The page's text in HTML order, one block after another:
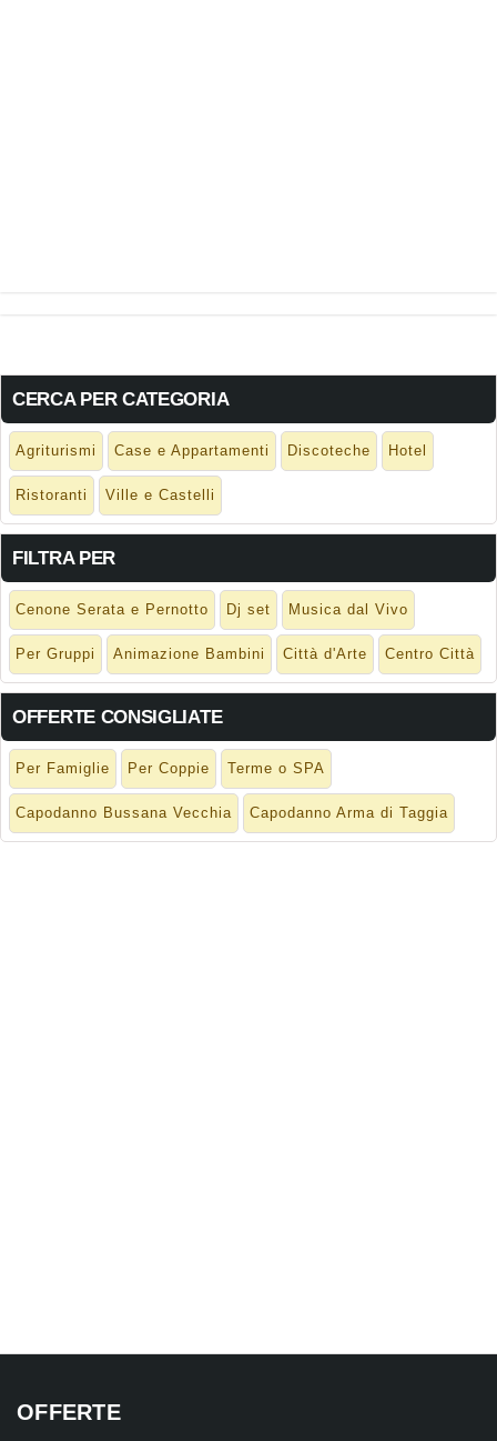
CERCA PER CATEGORIA
Agriturismi Case e Appartamenti Discoteche Hotel
Ristoranti Ville e Castelli
FILTRA PER
Cenone Serata e Pernotto Dj set Musica dal Vivo
Per Gruppi Animazione Bambini Città d'Arte Centro Città
OFFERTE CONSIGLIATE
Per Famiglie Per Coppie Terme o SPA
Capodanno Bussana Vecchia Capodanno Arma di Taggia
OFFERTE